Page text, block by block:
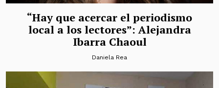
“Hay que acercar el periodismo
local a los lectores”: Alejandra
Ibarra Chaoul
Daniela Rea